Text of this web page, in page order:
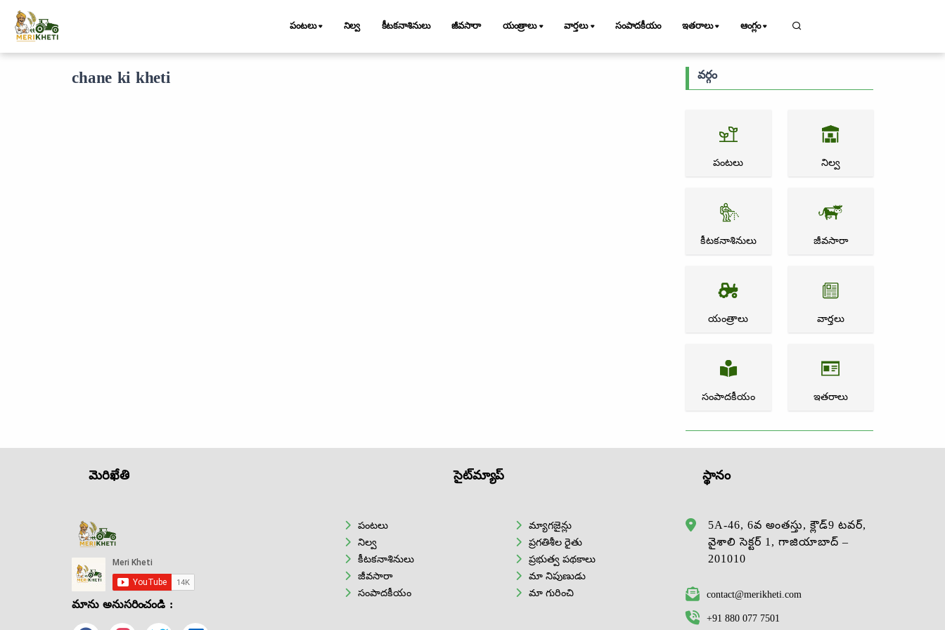
పంటలు నిల్వ కీటకనాశినులు జీవసారా యంత్రాలు వార్తలు సంపాదకీయం ఇతరాలు ఆంగ్లం
chane ki kheti వర్గం
పంటలు నిల్వ
కీటకనాశినులు జీవసారా
యంత్రాలు వార్తలు
సంపాదకీయం ఇతరాలు
మెరిఖేతి
మాను అనుసరించండి :
సైట్‌మ్యాప్
పంటలు
నిల్వ
కీటకనాశినులు
జీవసారా
సంపాదకీయం
మ్యాగజైన్లు
ప్రగతిశీల రైతు
ప్రభుత్వ పథకాలు
మా నిపుణుడు
మా గురించి
స్థానం
5A-46, 6వ అంతస్తు, క్లౌడ్9 టవర్,
వైశాలి సెక్టర్ 1, గాజియాబాద్ –
201010
contact@merikheti.com
+91 880 077 7501